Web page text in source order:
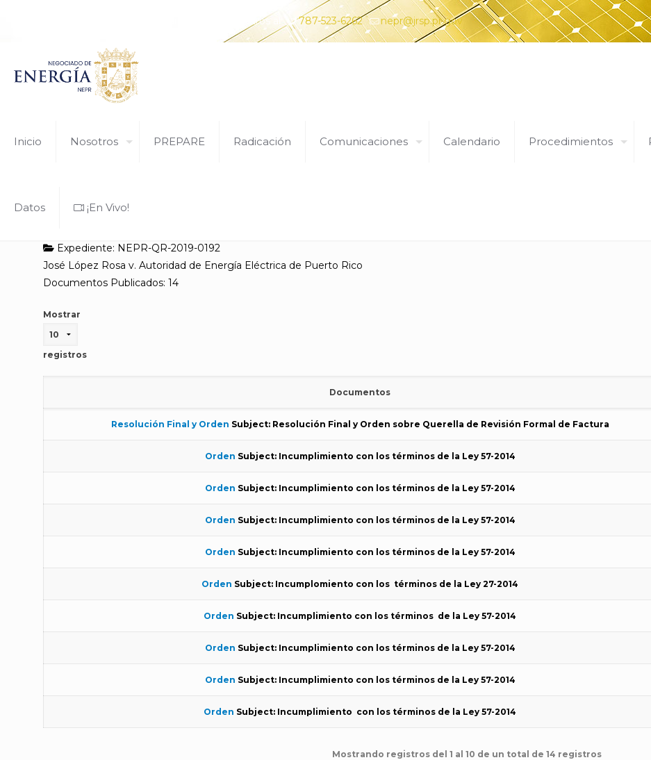
¿Tiene alguna pregunta? Comunícate con nosotros al 787-523-6262 nepr@jrsp.pr.gov
Inicio Nosotros PREPARE Radicación Comunicaciones Calendario Procedimientos
Datos ¡En Vivo!
Expediente: NEPR-QR-2019-0192
José López Rosa v. Autoridad de Energía Eléctrica de Puerto Rico
Documentos Publicados: 14
Mostrar
registros
Documentos
Resolución Final y Orden Subject: Resolución Final y Orden sobre Querella de Revisión Formal de Factura
Orden Subject: Incumplimiento con los términos de la Ley 57-2014
Orden Subject: Incumplimiento con los términos de la Ley 57-2014
Orden Subject: Incumplimiento con los términos de la Ley 57-2014
Orden Subject: Incumplimiento con los términos de la Ley 57-2014
Orden Subject: Incumplomiento con los términos de la Ley 27-2014
Orden Subject: Incumplimiento con los términos de la Ley 57-2014
Orden Subject: Incumplimiento con los términos de la Ley 57-2014
Orden Subject: Incumplimiento con los términos de la Ley 57-2014
Orden Subject: Incumplimiento con los términos de la Ley 57-2014
Mostrando registros del 1 al 10 de un total de 14 registros